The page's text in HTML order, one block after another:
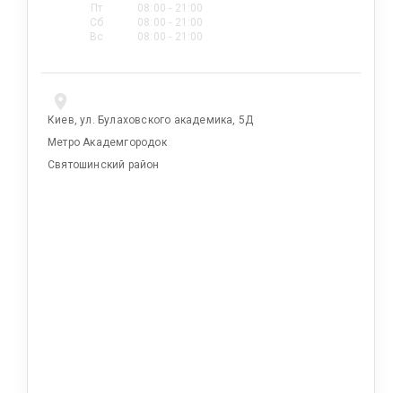
Пт
08:00 - 21:00
Сб
08:00 - 21:00
Вс
08:00 - 21:00
Киев, ул. Булаховского академика, 5Д
Метро Академгородок
Святошинский район